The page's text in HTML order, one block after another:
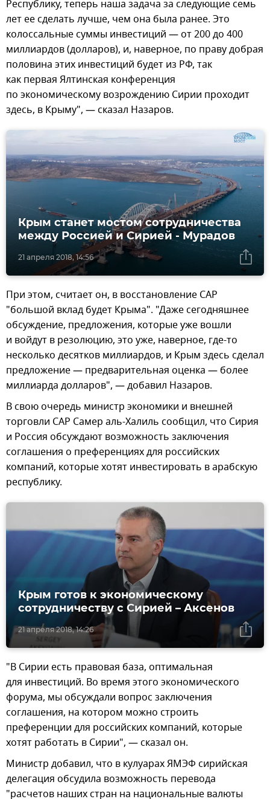
Республику, теперь наша задача за следующие семь
лет ее сделать лучше, чем она была ранее. Это
колоссальные суммы инвестиций — от 200 до 400
миллиардов (долларов), и, наверное, по праву добрая
половина этих инвестиций будет из РФ, так
как первая Ялтинская конференция
по экономическому возрождению Сирии проходит
здесь, в Крыму", — сказал Назаров.
21 апреля 2018, 14:56
Крым станет мостом сотрудничества
между Россией и Сирией - Мурадов
При этом, считает он, в восстановление САР
"большой вклад будет Крыма". "Даже сегодняшнее
обсуждение, предложения, которые уже вошли
и войдут в резолюцию, это уже, наверное, где-то
несколько десятков миллиардов, и Крым здесь сделал
предложение — предварительная оценка — более
миллиарда долларов", — добавил Назаров.
В свою очередь министр экономики и внешней
торговли САР Самер аль-Халиль сообщил, что Сирия
и Россия обсуждают возможность заключения
соглашения о преференциях для российских
компаний, которые хотят инвестировать в арабскую
республику.
21 апреля 2018, 14:26
Крым готов к экономическому
сотрудничеству с Сирией – Аксенов
"В Сирии есть правовая база, оптимальная
для инвестиций. Во время этого экономического
форума, мы обсуждали вопрос заключения
соглашения, на котором можно строить
преференции для российских компаний, которые
хотят работать в Сирии", — сказал он.
Министр добавил, что в кулуарах ЯМЭФ сирийская
делегация обсудила возможность перевода
"расчетов наших стран на национальные валюты